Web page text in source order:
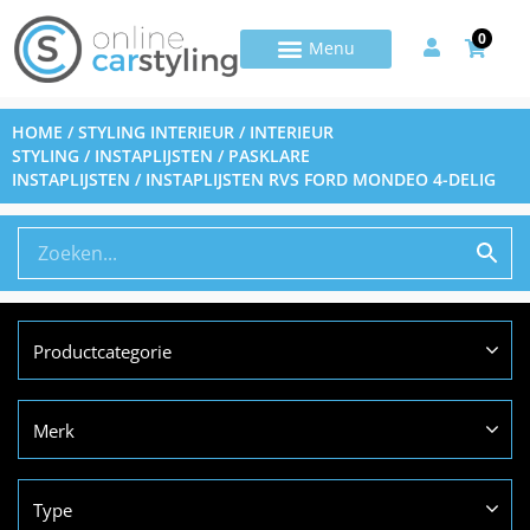
0
HOME /STYLING INTERIEUR / INTERIEUR
STYLING / INSTAPLIJSTEN / PASKLARE
INSTAPLIJSTEN / INSTAPLIJSTEN RVS FORD MONDEO 4-DELIG
Productcategorie
Merk
Type